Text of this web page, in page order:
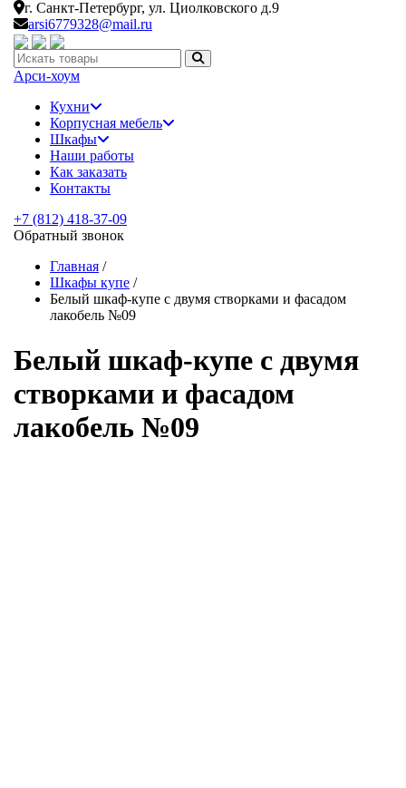
г. Санкт-Петербург, ул. Циолковского д.9
arsi6779328@mail.ru
Искать:
Арси-хоум
Кухни
Корпусная мебель
Шкафы
Наши работы
Как заказать
Контакты
+7 (812) 418-37-09
Обратный звонок
Главная /
Шкафы купе /
Белый шкаф-купе с двумя створками и фасадом
лакобель №09
Белый шкаф-купе с двумя
створками и фасадом
лакобель №09